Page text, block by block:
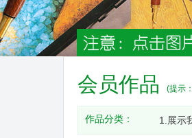
会员作品 (提示
作品分类： 1.展示